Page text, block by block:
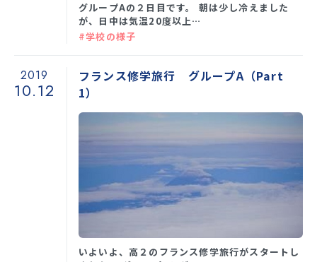
グループAの２日目です。 朝は少し冷えました
が、日中は気温20度以上…
#学校の様子
2019
10.12
フランス修学旅行 グループA（Part
1）
いよいよ、高２のフランス修学旅行がスタートし